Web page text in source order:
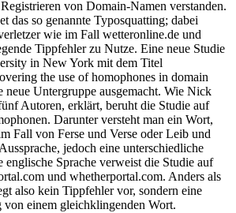
von Domain-Namen verstanden.
das so genannte Typosquatting; dabei
wie im Fall wetteronline.de und
Tippfehler zu Nutze. Eine neue Studie
in New York mit dem Titel
the use of homophones in domain
neue Untergruppe ausgemacht. Wie Nick
Autoren, erklärt, beruht die Studie auf
Darunter versteht man ein Wort,
Fall von Ferse und Verse oder Leib und
jedoch eine unterschiedliche
englische Sprache verweist die Studie auf
und whetherportal.com. Anders als
also kein Tippfehler vor, sondern eine
von einem gleichklingenden Wort.